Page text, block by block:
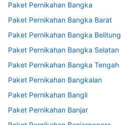
Paket Pernikahan Bangka
Paket Pernikahan Bangka Barat
Paket Pernikahan Bangka Belitung
Paket Pernikahan Bangka Selatan
Paket Pernikahan Bangka Tengah
Paket Pernikahan Bangkalan
Paket Pernikahan Bangli
Paket Pernikahan Banjar